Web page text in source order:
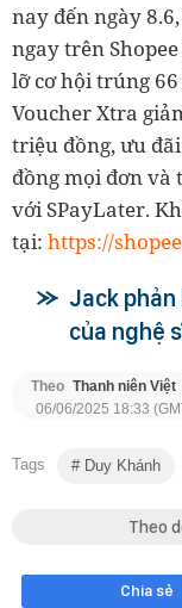
nay đến ngày
ngay trên
lỡ cơ hội trúng
Voucher Xtra
triệu đồng, ưu
đồng mọi đơn và
với SPayLater.
tại: https://
Jack
của nghệ
Theo Thanh niên Việt
06/06/2025 18:33
Tags Duy Khánh
Theo
Chia sẻ